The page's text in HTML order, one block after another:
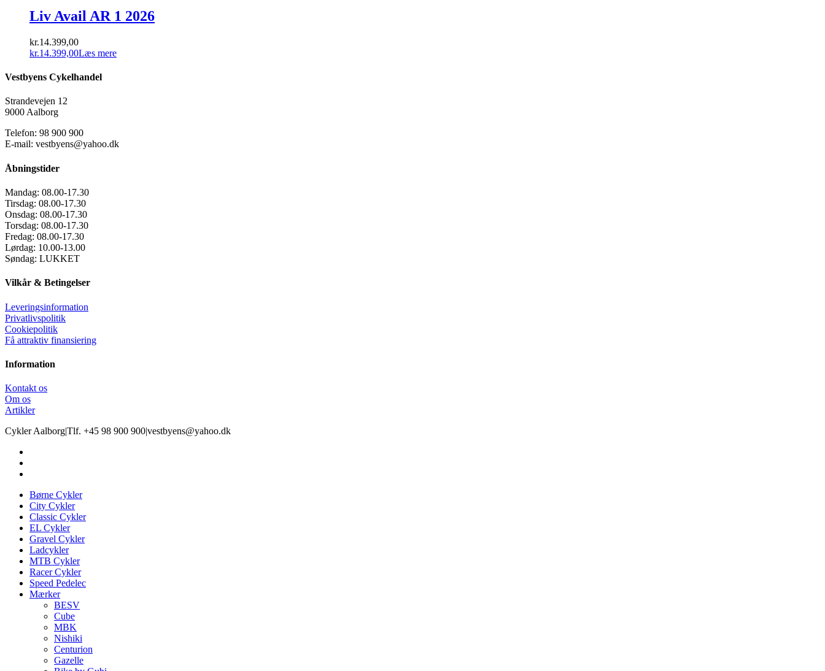
Liv Avail AR 1 2026
kr.14.399,00
kr.14.399,00Læs mere
Vestbyens Cykelhandel
Strandevejen 12
9000 Aalborg
Telefon: 98 900 900
E-mail: vestbyens@yahoo.dk
Åbningstider
Mandag: 08.00-17.30
Tirsdag: 08.00-17.30
Onsdag: 08.00-17.30
Torsdag: 08.00-17.30
Fredag: 08.00-17.30
Lørdag: 10.00-13.00
Søndag: LUKKET
Vilkår & Betingelser
Leveringsinformation
Privatlivspolitik
Cookiepolitik
Få attraktiv finansiering
Information
Kontakt os
Om os
Artikler
Cykler Aalborg|Tlf. +45 98 900 900|vestbyens@yahoo.dk
Børne Cykler
City Cykler
Classic Cykler
EL Cykler
Gravel Cykler
Ladcykler
MTB Cykler
Racer Cykler
Speed Pedelec
Mærker
BESV
Cube
MBK
Nishiki
Centurion
Gazelle